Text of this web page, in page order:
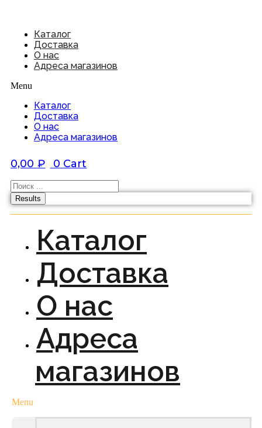
Каталог
Доставка
О нас
Адреса магазинов
Menu
Каталог
Доставка
О нас
Адреса магазинов
0,00 ₽ 0 Cart
Results
Каталог
Доставка
О нас
Адреса
магазинов
Menu